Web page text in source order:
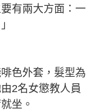
有兩大方面：一
色外套，髮型為
2名女懲教人員
坐。